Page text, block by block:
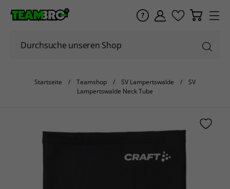
Startseite Teamshop SV Lampertswalde
SV
Lampertswalde Neck Tube